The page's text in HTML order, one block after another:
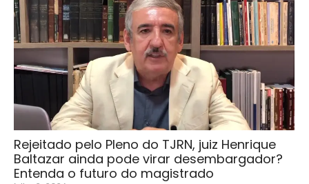
Rejeitado pelo Pleno do TJRN, juiz Henrique
Baltazar ainda pode virar desembargador?
Entenda o futuro do magistrado